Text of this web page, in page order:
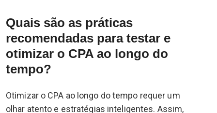
Quais são as práticas
recomendadas para testar e
otimizar o CPA ao longo do
tempo?
Otimizar o CPA ao longo do tempo requer um
olhar atento e estratégias inteligentes. Assim,